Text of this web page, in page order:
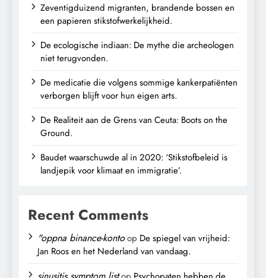
Zeventigduizend migranten, brandende bossen en
een papieren stikstofwerkelijkheid.
De ecologische indiaan: De mythe die archeologen
niet terugvonden.
De medicatie die volgens sommige kankerpatiënten
verborgen blijft voor hun eigen arts.
De Realiteit aan de Grens van Ceuta: Boots on the
Ground.
Baudet waarschuwde al in 2020: ‘Stikstofbeleid is
landjepik voor klimaat en immigratie’.
Recent Comments
"oppna binance-kontoop De spiegel van vrijheid:
Jan Roos en het Nederland van vandaag.